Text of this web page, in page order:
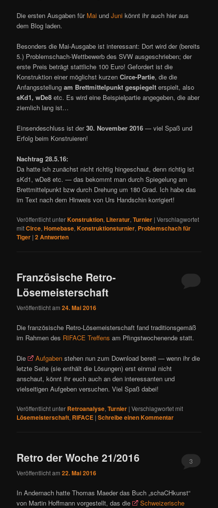
Die ersten Ausgaben für Mai undJuni könnt ihr auch hier aus
dem Blog laden.
Besonders die Mai-Ausgabe ist interessant: Dort wird der (bereits
5.) Problemschach-Wettbewerb des SVW ausgeschrieben; der
erste Preis beträgt stattliche 100 Euro! Gefordert ist die
Konstruktion einer möglichst kurzenCirce-Partie, die die
Anfangsstellungam Brettmittelpunkt gespiegelt erspielt, also
sKd1, wDe8 etc. Es wird eine Beispielpartie angegeben, die aber
ziemlich lang ist…
Einsendeschluss ist der30. November 2016 — viel Spaß und
Erfolg beim Konstruieren!
Nachtrag 28.5.16:
Da hatte ich zunächst nicht richtig hingeschaut, denn richtig ist
sKd1, wDe8 etc. — das bekommt man durch Spiegelung am
Brettmittelpunkt bzw durch Drehung um 180 Grad. Ich habe das
im Text nach dem Hinweis von Urs Handschin korrigiert!
Veröffentlicht unterKonstruktion, Literatur,Turnier |Verschlagwortet
mitCirce,Homebase,Konstruktionsturnier, Problemschach für
Tiger |2Antworten
Französische Retro-
Lösemeisterschaft
Veröffentlicht am24. Mai 2016
Die französische Retro-Lösemeisterschaft fand traditionsgemäß
im Rahmen des RIFACE Treffens am Pfingstwochenende statt.
Die Aufgaben stehen nun zum Download bereit — wenn ihr die
letzte Seite (sie enthält die Lösungen) erst einmal nicht
anschaut, könnt ihr euch auch an den interessanten und
vielseitigen Aufgeben versuchen. Viel Spaß dabei!
Veröffentlicht unter Retroanalyse,Turnier |Verschlagwortet mit
Lösemeisterschaft, RIFACE |Schreibe einen Kommentar
Retro der Woche 21/2016
Veröffentlicht am22. Mai 2016
3
In Andernach hatte Thomas Maeder das Buch „schaCHkunst“
von Martin Hoffmann vorgestellt, das die
Schweizerische